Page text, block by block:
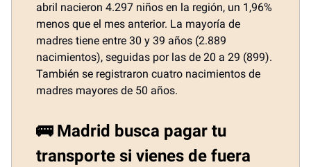
abril nacieron 4.297 niños en la región, un 1,96%
menos que el mes anterior. La mayoría de
madres tiene entre 30 y 39 años (2.889
nacimientos), seguidas por las de 20 a 29 (899).
También se registraron cuatro nacimientos de
madres mayores de 50 años.
🚌 Madrid busca pagar tu
transporte si vienes de fuera